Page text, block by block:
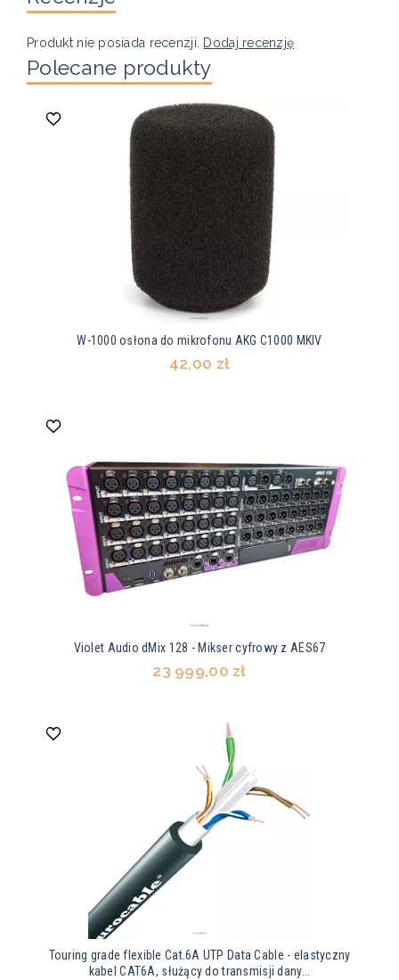
Produkt nie posiada recenzji. Dodaj recenzję
Polecane produkty
W-1000 osłona do mikrofonu AKG C1000 MKIV
42,00 zł
Violet Audio dMix 128 - Mikser cyfrowy z AES67
23 999,00 zł
Touring grade flexible Cat.6A UTP Data Cable - elastyczny
kabel CAT6A, służący do transmisji dany...